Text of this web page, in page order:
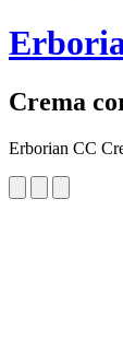
Crema
Erborian CC